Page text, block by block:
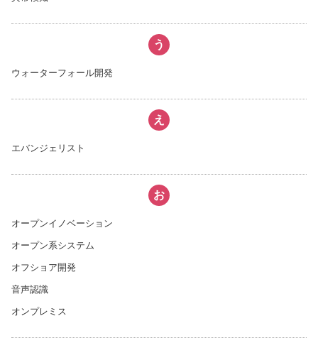
う
ウォーターフォール開発
え
エバンジェリスト
お
オープンイノベーション
オープン系システム
オフショア開発
音声認識
オンプレミス